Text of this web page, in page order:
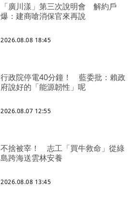
「廣川漾」第三次說明會 解約戶
爆：建商嗆消保官來再說
2026.08.08 18:45
行政院停電40分鐘！ 藍委批：賴政
府說好的「能源韌性」呢
2026.08.07 12:55
不捨被宰！ 志工「買牛救命」從綠
島跨海送雲林安養
2026.08.08 13:45